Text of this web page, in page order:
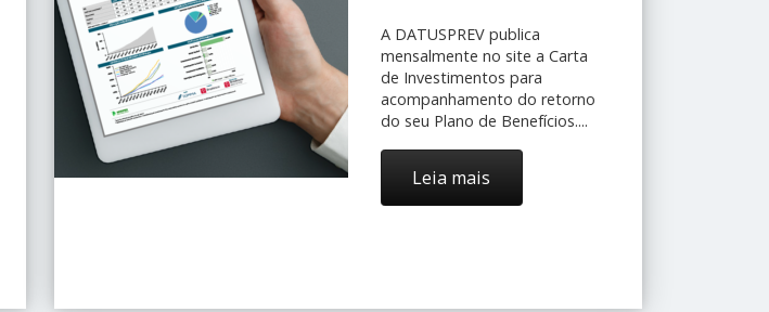
A DATUSPREV publica
mensalmente no site a Carta
de Investimentos para
acompanhamento do retorno
do seu Plano de Benefícios....
Leia mais